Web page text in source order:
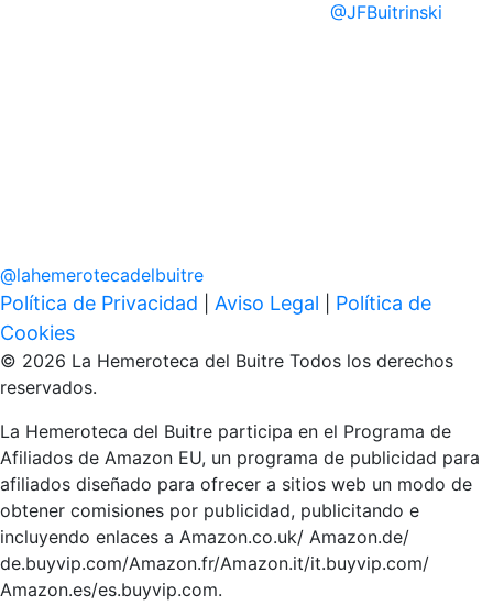
@JFBuitrinski
@lahemerotecadelbuitre
Política de Privacidad Aviso Legal
Política de
Cookies
© 2026 La Hemeroteca del Buitre Todos los derechos
reservados.
La Hemeroteca del Buitre participa en el Programa de
Afiliados de Amazon EU, un programa de publicidad para
afiliados diseñado para ofrecer a sitios web un modo de
obtener comisiones por publicidad, publicitando e
incluyendo enlaces a Amazon.co.uk/ Amazon.de/
de.buyvip.com/Amazon.fr/Amazon.it/it.buyvip.com/
Amazon.es/es.buyvip.com.